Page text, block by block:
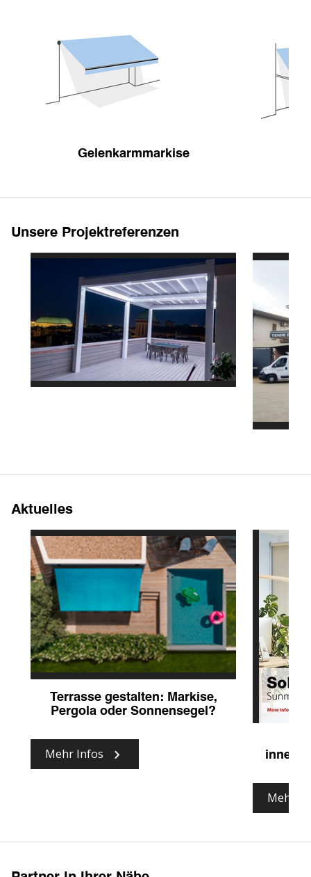
Gelenkarmmarkise
Unsere Projektreferenzen
Aktuelles
Terrasse gestalten: Markise,
Pergola oder Sonnensegel?
Mehr Infos
Mehr